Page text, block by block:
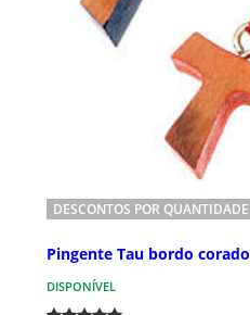
DESCONTOS POR QUANTIDADE
Pingente Tau bordo corado
DISPONÍVEL